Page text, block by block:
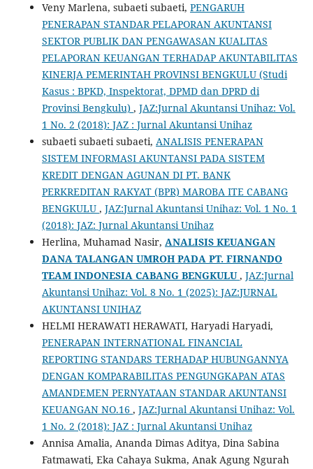
Veny Marlena, subaeti subaeti, PENGARUH
PENERAPAN STANDAR PELAPORAN AKUNTANSI
SEKTOR PUBLIK DAN PENGAWASAN KUALITAS
PELAPORAN KEUANGAN TERHADAP AKUNTABILITAS
KINERJA PEMERINTAH PROVINSI BENGKULU (Studi
Kasus : BPKD, Inspektorat, DPMD dan DPRD di
Provinsi Bengkulu) , JAZ:Jurnal Akuntansi Unihaz: Vol.
1 No. 2 (2018): JAZ : Jurnal Akuntansi Unihaz
subaeti subaeti subaeti, ANALISIS PENERAPAN
SISTEM INFORMASI AKUNTANSI PADA SISTEM
KREDIT DENGAN AGUNAN DI PT. BANK
PERKREDITAN RAKYAT (BPR) MAROBA ITE CABANG
BENGKULU , JAZ:Jurnal Akuntansi Unihaz: Vol. 1 No. 1
(2018): JAZ: Jurnal Akuntansi Unihaz
Herlina, Muhamad Nasir, ANALISIS KEUANGAN
DANA TALANGANUMROH PADA PT. FIRNANDO
TEAM INDONESIACABANG BENGKULU , JAZ:Jurnal
Akuntansi Unihaz: Vol. 8 No. 1 (2025): JAZ:JURNAL
AKUNTANSI UNIHAZ
HELMI HERAWATI HERAWATI, Haryadi Haryadi,
PENERAPAN INTERNATIONAL FINANCIAL
REPORTING STANDARS TERHADAP HUBUNGANNYA
DENGAN KOMPARABILITAS PENGUNGKAPAN ATAS
AMANDEMEN PERNYATAAN STANDAR AKUNTANSI
KEUANGAN NO.16 , JAZ:Jurnal Akuntansi Unihaz: Vol.
1 No. 2 (2018): JAZ : Jurnal Akuntansi Unihaz
Annisa Amalia, Ananda Dimas Aditya, Dina Sabina
Fatmawati, Eka Cahaya Sukma, Anak Agung Ngurah